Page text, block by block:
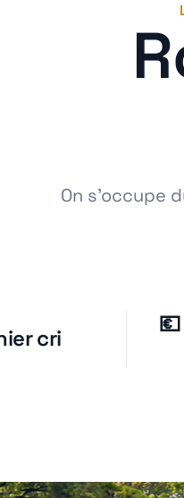
On s'occupe
cri